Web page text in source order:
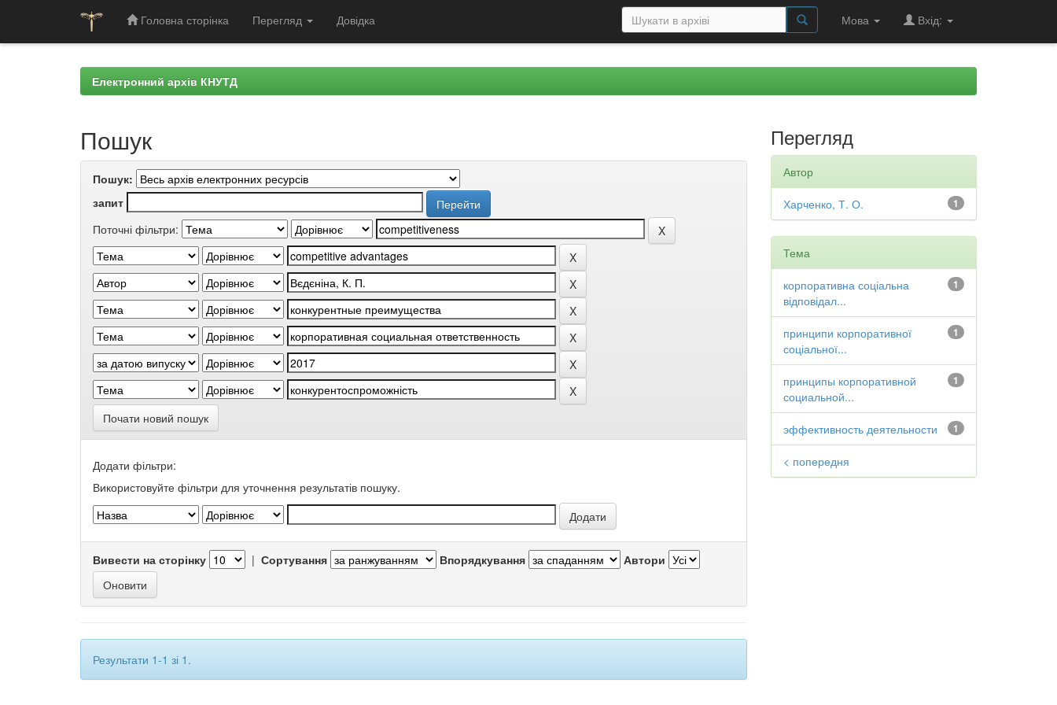
Головна сторінка Перегляд Довідка Мова Вхід:
Електронний архів КНУТД
Пошук
Пошук:
запит
Поточні фільтри:
Почати новий пошук
Додати фільтри:
Використовуйте фільтри для уточнення результатів пошуку.
Вивести на сторінку | Сортування Впорядкування Автори
Результати 1-1 зі 1.
Перегляд
Автор
1
Харченко, Т. О.
Тема
1
корпоративна соціальна
відповідал...
1
принципи корпоративної
соціальної...
1
принципы корпоративной
социальной...
1
эффективность деятельности
< попередня